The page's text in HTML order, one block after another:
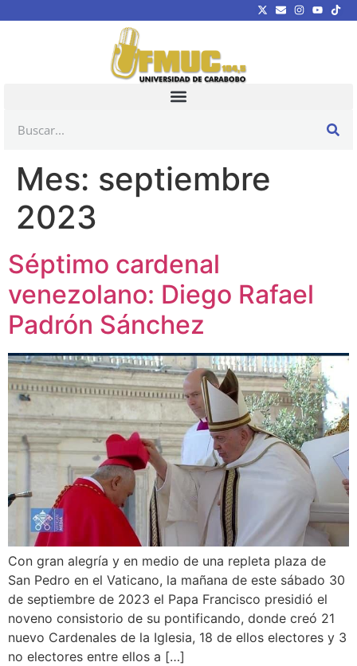
Mes: septiembre
2023
Séptimo cardenal
venezolano: Diego Rafael
Padrón Sánchez
Con gran alegría y en medio de una repleta plaza de
San Pedro en el Vaticano, la mañana de este sábado 30
de septiembre de 2023 el Papa Francisco presidió el
noveno consistorio de su pontificando, donde creó 21
nuevo Cardenales de la Iglesia, 18 de ellos electores y 3
no electores entre ellos a […]